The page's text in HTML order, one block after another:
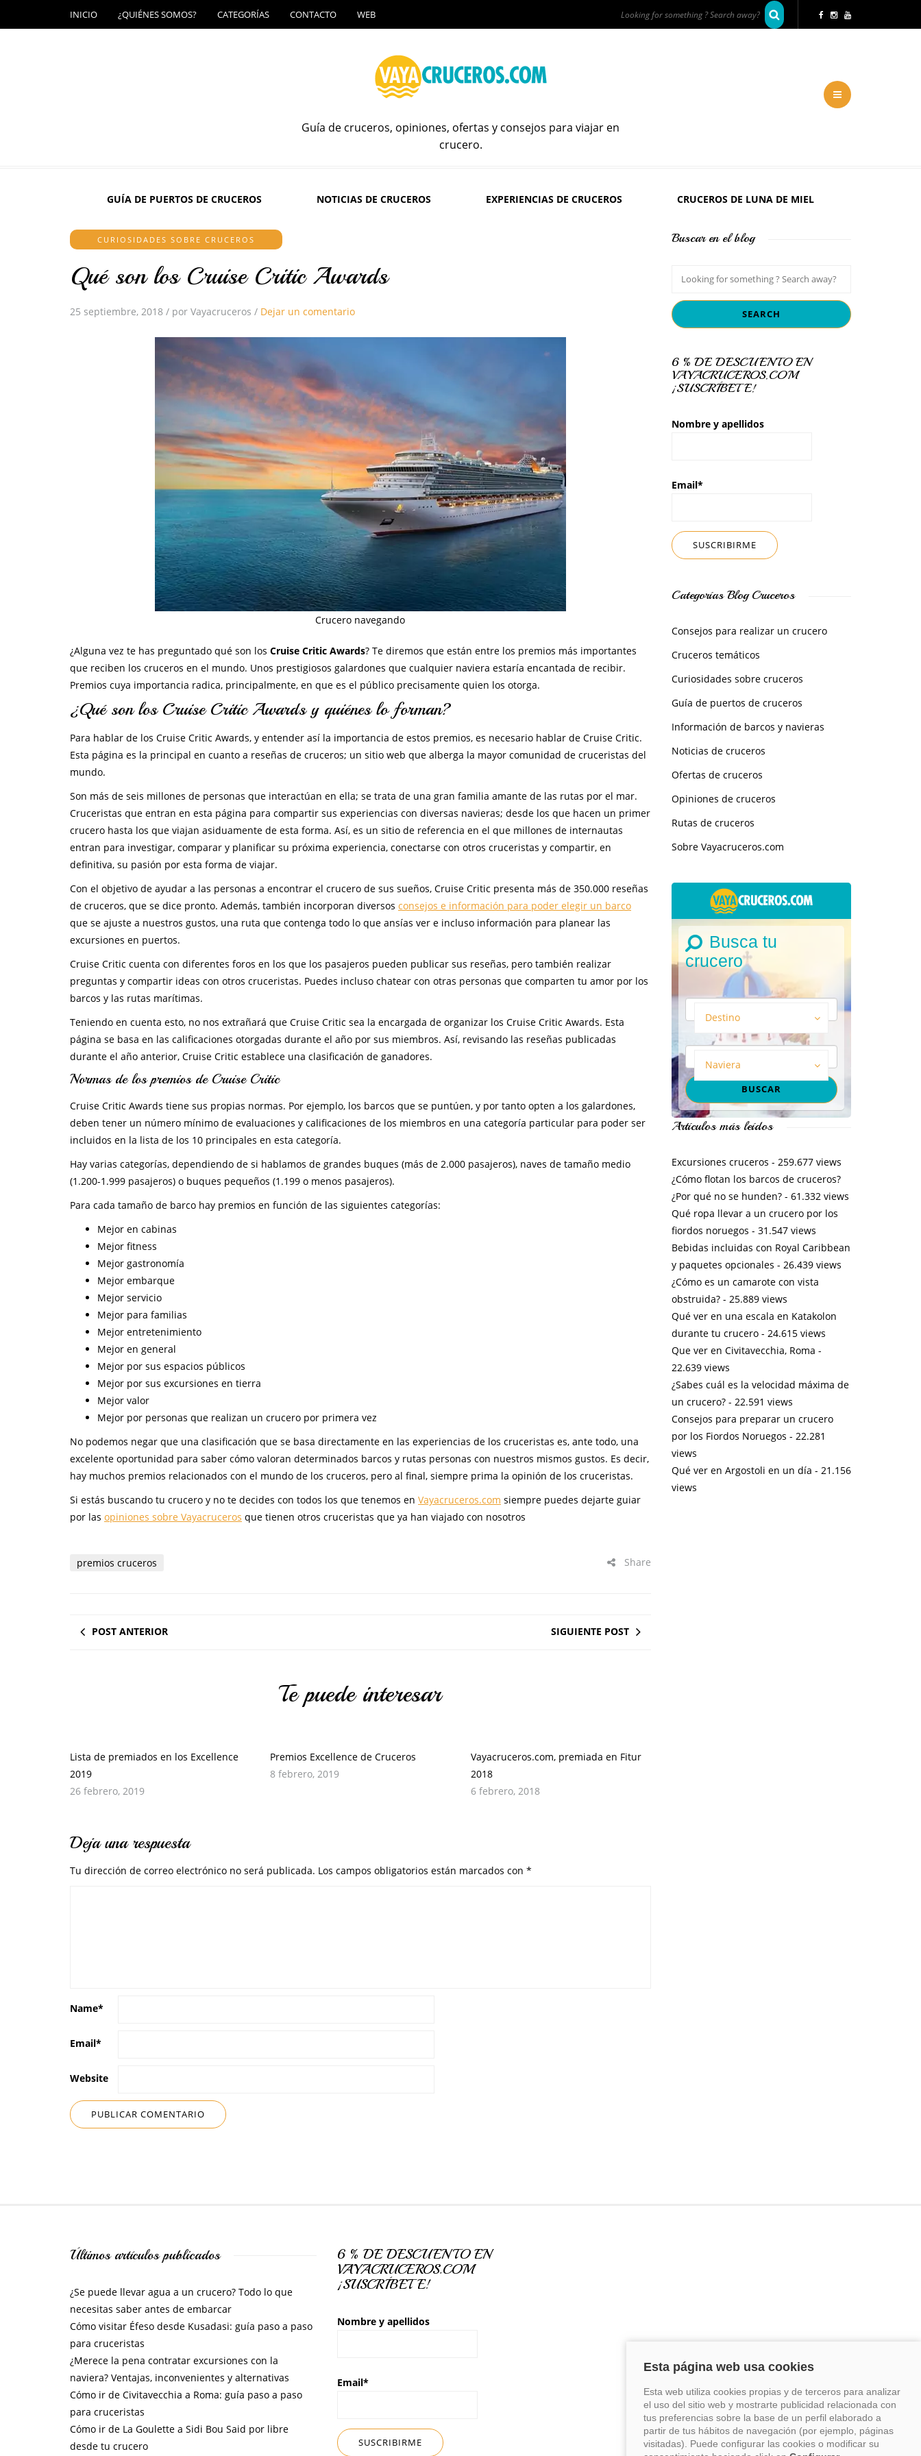
INICIO ¿QUIÉNES SOMOS? CATEGORÍAS CONTACTO WEB
Guía de cruceros, opiniones, ofertas y consejos para viajar en
crucero.
GUÍA DE PUERTOS DE CRUCEROS NOTICIAS DE CRUCEROS EXPERIENCIAS DE CRUCEROS CRUCEROS DE LUNA DE MIEL
CURIOSIDADES SOBRE CRUCEROS
Qué son los Cruise Critic Awards
25 septiembre, 2018 / por Vayacruceros / Dejar un comentario
Crucero navegando
¿Alguna vez te has preguntado qué son los Cruise Critic Awards? Te diremos que están entre los premios más importantes
que reciben los cruceros en el mundo. Unos prestigiosos galardones que cualquier naviera estaría encantada de recibir.
Premios cuya importancia radica, principalmente, en que es el público precisamente quien los otorga.
¿Qué son los Cruise Critic Awards y quiénes lo forman?
Para hablar de los Cruise Critic Awards, y entender así la importancia de estos premios, es necesario hablar de Cruise Critic.
Esta página es la principal en cuanto a reseñas de cruceros; un sitio web que alberga la mayor comunidad de cruceristas del
mundo.
Son más de seis millones de personas que interactúan en ella; se trata de una gran familia amante de las rutas por el mar.
Cruceristas que entran en esta página para compartir sus experiencias con diversas navieras; desde los que hacen un primer
crucero hasta los que viajan asiduamente de esta forma. Así, es un sitio de referencia en el que millones de internautas
entran para investigar, comparar y planificar su próxima experiencia, conectarse con otros cruceristas y compartir, en
definitiva, su pasión por esta forma de viajar.
Con el objetivo de ayudar a las personas a encontrar el crucero de sus sueños, Cruise Critic presenta más de 350.000 reseñas
de cruceros, que se dice pronto. Además, también incorporan diversos consejos e información para poder elegir un barco
que se ajuste a nuestros gustos, una ruta que contenga todo lo que ansías ver e incluso información para planear las
excursiones en puertos.
Cruise Critic cuenta con diferentes foros en los que los pasajeros pueden publicar sus reseñas, pero también realizar
preguntas y compartir ideas con otros cruceristas. Puedes incluso chatear con otras personas que comparten tu amor por los
barcos y las rutas marítimas.
Teniendo en cuenta esto, no nos extrañará que Cruise Critic sea la encargada de organizar los Cruise Critic Awards. Esta
página se basa en las calificaciones otorgadas durante el año por sus miembros. Así, revisando las reseñas publicadas
durante el año anterior, Cruise Critic establece una clasificación de ganadores.
Normas de los premios de Cruise Critic
Cruise Critic Awards tiene sus propias normas. Por ejemplo, los barcos que se puntúen, y por tanto opten a los galardones,
deben tener un número mínimo de evaluaciones y calificaciones de los miembros en una categoría particular para poder ser
incluidos en la lista de los 10 principales en esta categoría.
Hay varias categorías, dependiendo de si hablamos de grandes buques (más de 2.000 pasajeros), naves de tamaño medio
(1.200-1.999 pasajeros) o buques pequeños (1.199 o menos pasajeros).
Para cada tamaño de barco hay premios en función de las siguientes categorías:
Mejor en cabinas
Mejor fitness
Mejor gastronomía
Mejor embarque
Mejor servicio
Mejor para familias
Mejor entretenimiento
Mejor en general
Mejor por sus espacios públicos
Mejor por sus excursiones en tierra
Mejor valor
Mejor por personas que realizan un crucero por primera vez
No podemos negar que una clasificación que se basa directamente en las experiencias de los cruceristas es, ante todo, una
excelente oportunidad para saber cómo valoran determinados barcos y rutas personas con nuestros mismos gustos. Es decir,
hay muchos premios relacionados con el mundo de los cruceros, pero al final, siempre prima la opinión de los cruceristas.
Si estás buscando tu crucero y no te decides con todos los que tenemos en Vayacruceros.com siempre puedes dejarte guiar
por las opiniones sobre Vayacruceros que tienen otros cruceristas que ya han viajado con nosotros
premios cruceros Share
POST ANTERIOR SIGUIENTE POST
Te puede interesar
Lista de premiados en los Excellence
2019
26 febrero, 2019
Premios Excellence de Cruceros
8 febrero, 2019
Vayacruceros.com, premiada en Fitur
2018
6 febrero, 2018
Deja una respuesta
Tu dirección de correo electrónico no será publicada. Los campos obligatorios están marcados con *
Name*
Email*
Website
Buscar en el blog
6 % DE DESCUENTO EN
VAYACRUCEROS.COM
¡SUSCRÍBETE!
Nombre y apellidos
Email*
Categorías Blog Cruceros
Consejos para realizar un crucero
Cruceros temáticos
Curiosidades sobre cruceros
Guía de puertos de cruceros
Información de barcos y navieras
Noticias de cruceros
Ofertas de cruceros
Opiniones de cruceros
Rutas de cruceros
Sobre Vayacruceros.com
Busca tu
crucero
Destino
Naviera
Artículos más leídos
Excursiones cruceros - 259.677 views
¿Cómo flotan los barcos de cruceros?
¿Por qué no se hunden?- 61.332 views
Qué ropa llevar a un crucero por los
fiordos noruegos - 31.547 views
Bebidas incluidas con Royal Caribbean
y paquetes opcionales - 26.439 views
¿Cómo es un camarote con vista
obstruida?- 25.889 views
Qué ver en una escala en Katakolon
durante tu crucero- 24.615 views
Que ver en Civitavecchia, Roma -
22.639 views
¿Sabes cuál es la velocidad máxima de
un crucero?- 22.591 views
Consejos para preparar un crucero
por los Fiordos Noruegos - 22.281
views
Qué ver en Argostoli en un día - 21.156
views
Últimos artículos publicados
¿Se puede llevar agua a un crucero? Todo lo que
necesitas saber antes de embarcar
Cómo visitar Éfeso desde Kusadasi: guía paso a paso
para cruceristas
¿Merece la pena contratar excursiones con la
naviera? Ventajas, inconvenientes y alternativas
Cómo ir de Civitavecchia a Roma: guía paso a paso
para cruceristas
Cómo ir de La Goulette a Sidi Bou Said por libre
desde tu crucero
6 % DE DESCUENTO EN
VAYACRUCEROS.COM
¡SUSCRÍBETE!
Nombre y apellidos
Email*